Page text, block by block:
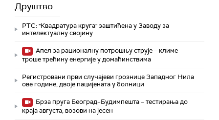
Друштво
РТС: "Квадратура круга" заштићена у Заводу за
интелектуалну својину
Апел за рационалну потрошњу струје – климе
троше трећину енергије у домаћинствима
Регистровани први случајеви грознице Западног Нила
ове године, двоје пацијената у болници
Брза пруга Београд–Будимпешта – тестирања до
краја августа, возови на јесен